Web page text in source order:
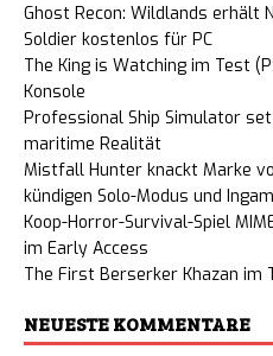
Ghost Recon: Wildlands erhält
Soldier kostenlos für PC
The King is Watching im Test
Konsole
Professional Ship Simulator
maritime Realität
Mistfall Hunter knackt Marke
kündigen Solo-Modus und
Koop-Horror-Survival-Spiel
im Early Access
The First Berserker Khazan im
NEUESTE KOMMENTARE